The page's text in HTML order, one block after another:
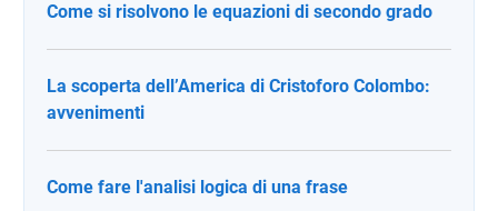
Come si risolvono le equazioni di secondo grado
La scoperta dell’America di Cristoforo Colombo:
avvenimenti
Come fare l'analisi logica di una frase